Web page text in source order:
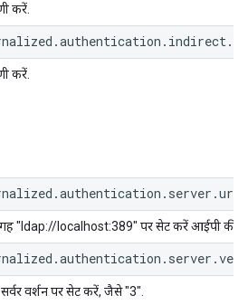
करें.
करें.
"ldap://localhost:389" पर सेट करें आईपी की
वर्शन पर सेट करें, जैसे "3".